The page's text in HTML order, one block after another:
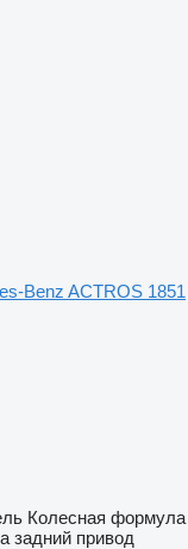
Benz ACTROS 1851
Колесная формула
задний привод